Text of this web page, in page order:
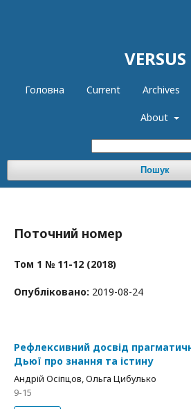
VERSUS
Головна Current Archives
About
Пошук
Поточний номер
Том 1 № 11-12 (2018)
Опубліковано: 2019-08-24
Рефлексивний досвід
Дьюї про знання та істину
Андрій Осіпцов, Ольга Цибулько
9-15